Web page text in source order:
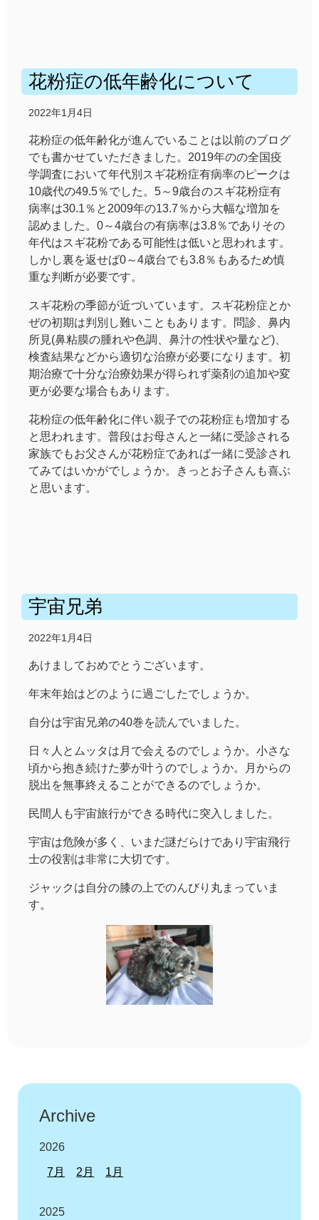
花粉症の低年齢化について
2022年1月4日
花粉症の低年齢化が進んでいることは以前のブログ
でも書かせていただきました。2019年のの全国疫
学調査において年代別スギ花粉症有病率のピークは
10歳代の49.5％でした。5～9歳台のスギ花粉症有
病率は30.1％と2009年の13.7％から大幅な増加を
認めました。0～4歳台の有病率は3.8％でありその
年代はスギ花粉である可能性は低いと思われます。
しかし裏を返せば0～4歳台でも3.8％もあるため慎
重な判断が必要です。
スギ花粉の季節が近づいています。スギ花粉症とか
ぜの初期は判別し難いこともあります。問診、鼻内
所見(鼻粘膜の腫れや色調、鼻汁の性状や量など)、
検査結果などから適切な治療が必要になります。初
期治療で十分な治療効果が得られず薬剤の追加や変
更が必要な場合もあります。
花粉症の低年齢化に伴い親子での花粉症も増加する
と思われます。普段はお母さんと一緒に受診される
家族でもお父さんが花粉症であれば一緒に受診され
てみてはいかがでしょうか。きっとお子さんも喜ぶ
と思います。
宇宙兄弟
2022年1月4日
あけましておめでとうございます。
年末年始はどのように過ごしたでしょうか。
自分は宇宙兄弟の40巻を読んでいました。
日々人とムッタは月で会えるのでしょうか。小さな
頃から抱き続けた夢が叶うのでしょうか。月からの
脱出を無事終えることができるのでしょうか。
民間人も宇宙旅行ができる時代に突入しました。
宇宙は危険が多く、いまだ謎だらけであり宇宙飛行
士の役割は非常に大切です。
ジャックは自分の膝の上でのんびり丸まっていま
す。
Archive
2026
7月 2月 1月
2025